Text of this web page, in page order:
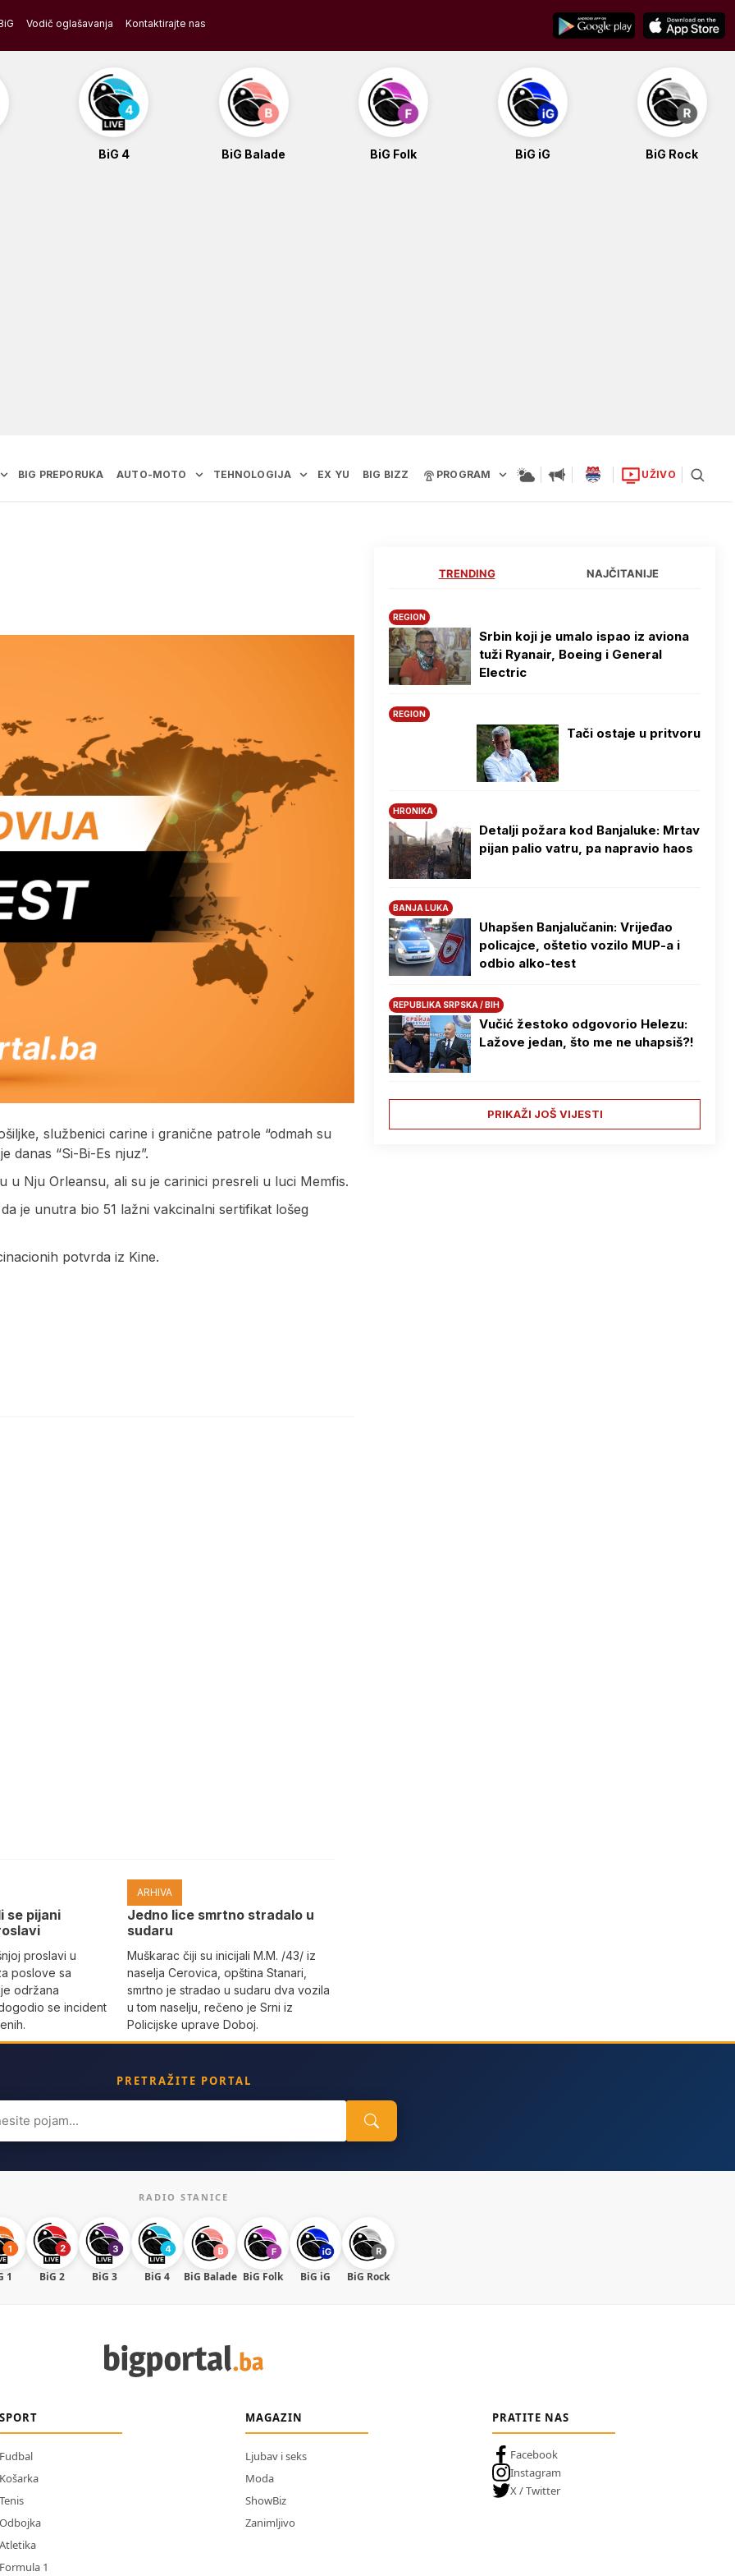
Vodič oglašavanja Kontaktirajte nas
BiG 4 BiG Balade BiG Folk BiG iG BiG Rock
BIG PREPORUKA AUTO-MOTO TEHNOLOGIJA EX YU BIG BIZZ PROGRAM UŽIVO
službenici carine i granične patrole “odmah su
danas “Si-Bi-Es njuz”.
u Nju Orleansu, ali su je carinici presreli u luci Memfis.
je unutra bio 51 lažni vakcinalni sertifikat lošeg
potvrda iz Kine.
se pijani
proslavi u
poslove sa
održana
se incident
ARHIVA
Јedno lice smrtno stradalo u
sudaru
Muškarac čiji su inicijali M.M. /43/ iz
naselja Cerovica, opština Stanari,
smrtno je stradao u sudaru dva vozila
u tom naselju, rečeno je Srni iz
Policijske uprave Doboj.
TRENDING NAJČITANIJE
REGION
Srbin koji je umalo ispao iz aviona
tuži Ryanair, Boeing i General
Electric
REGION
Tači ostaje u pritvoru
HRONIKA
Detalji požara kod Banjaluke: Mrtav
pijan palio vatru, pa napravio haos
BANJA LUKA
Uhapšen Banjalučanin: Vrijeđao
policajce, oštetio vozilo MUP-a i
odbio alko-test
REPUBLIKA SRPSKA / BIH
Vučić žestoko odgovorio Helezu:
Lažove jedan, što me ne uhapsiš?!
PRIKAŽI JOŠ VIJESTI
PRETRAŽITE PORTAL
RADIO STANICE
1 BiG 2 BiG 3 BiG 4 BiG Balade BiG Folk BiG iG BiG Rock
SPORT
Fudbal
Košarka
Tenis
Odbojka
Atletika
Formula 1
MAGAZIN
Ljubav i seks
Moda
ShowBiz
Zanimljivo
PRATITE NAS
Facebook
Instagram
X / Twitter